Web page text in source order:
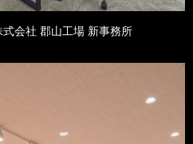
会社 郡山工場 新事務所